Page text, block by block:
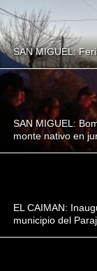
SAN MIGUEL:
SAN MIGUEL:
monte nativo en
EL CAIMAN:
municipio del